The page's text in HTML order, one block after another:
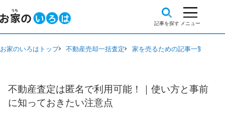
お家のいろはトップ 不動産売却一括査定 家を売るための記事一覧
不動産査定は匿名で利用可能！｜使い方と事前
に知っておきたい注意点